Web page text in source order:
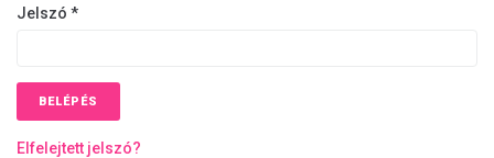
Jelszó *
BELÉPÉS
Elfelejtett jelszó?